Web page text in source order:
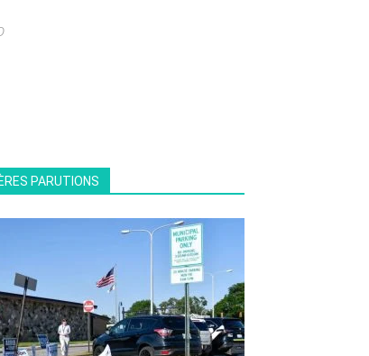
PARUTIONS